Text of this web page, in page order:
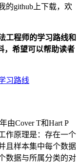
的github上下载，欢
工程师的学习路线和
，希望可以帮助读者
习路线
由Cover T和Hart P
作原理是：存在一个
且样本集中每个数据
数据与所属分类的对